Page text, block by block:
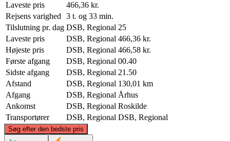
Laveste pris
466,36 kr.
Rejsens varighed
3 t. og 33 min.
Tilslutning pr. dag DSB, Regional 25
Laveste pris
DSB, Regional 466,36 kr.
Højeste pris
DSB, Regional 466,58 kr.
Første afgang
DSB, Regional 00.40
Sidste afgang
DSB, Regional 21.50
Afstand
DSB, Regional 130,01 km
Afgang
DSB, Regional Århus
Ankomst
DSB, Regional Roskilde
Transportører
DSB, Regional DSB, Regional
Søg efter den bedste pris
©CARTO, ©OpenStreetMap